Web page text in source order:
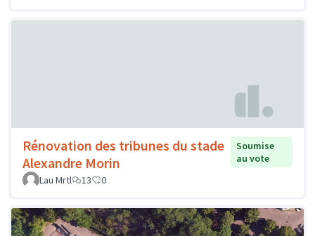
Rénovation des tribunes du stade
Alexandre Morin
Soumise
au vote
Lau Mrtl
13 0